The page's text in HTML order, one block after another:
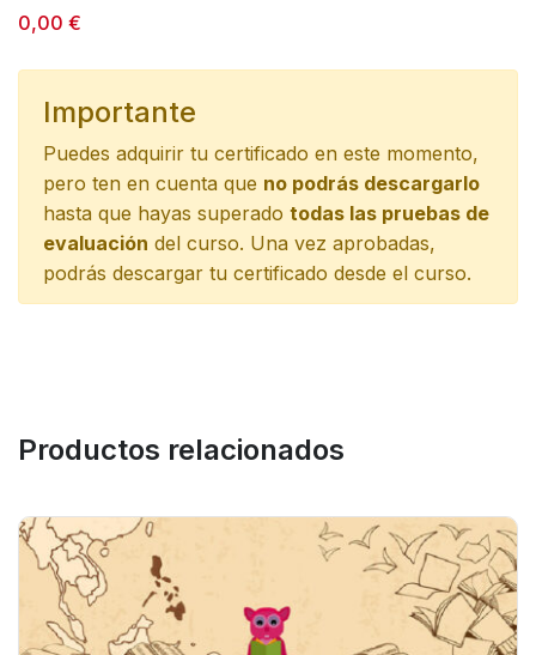
0,00 €
Importante
Puedes adquirir tu certificado en este momento,
pero ten en cuenta que no podrás descargarlo
hasta que hayas superado todas las pruebas de
evaluación del curso. Una vez aprobadas,
podrás descargar tu certificado desde el curso.
Productos relacionados